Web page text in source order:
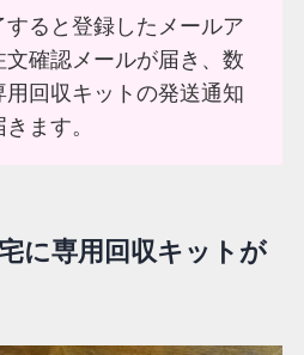
すると登録したメールア
文確認メールが届き、数
用回収キットの発送通知
ます。
に専用回収キットが